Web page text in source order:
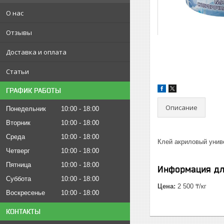
О нас
Отзывы
Доставка и оплата
Статьи
ГРАФИК РАБОТЫ
Понедельник 10:00
18:00
Вторник
10:00
18:00
Среда
10:00
18:00
Четверг
10:00
18:00
Пятница
10:00
18:00
Суббота
10:00
18:00
Воскресенье
10:00 18:00
КОНТАКТЫ
Описание
Клей акриловый
Информация
Цена: 2 500 ₸/кг